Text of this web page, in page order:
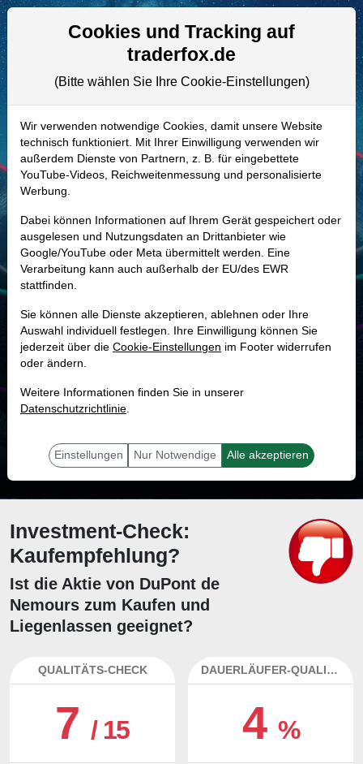
Aktien- und Artikelsuche
A2PLC7 | 6D81–DuPont de
Nemours Aktie
Realtime-Aktienkurs:
- - -
-
Marktkapitalisierung 6,39 Mrd. USD
Unternehmenswert
Umsatz 6,85 Mrd. USD
42.2 %
mit dieser Aktie erfolgreich sein.
Investment-Check:
Kaufempfehlung?
Ist die Aktie von DuPont de
Nemours zum Kaufen und
Liegenlassen geeignet?
QUALITÄTS-CHECK
7/ 15
DAUERLÄUFER-QUALITÄTEN
4 %
Cookies und Tracking auf
traderfox.de
(Bitte wählen Sie Ihre Cookie-Einstellungen)
Wir verwenden notwendige Cookies, damit unsere Website
technisch funktioniert. Mit Ihrer Einwilligung verwenden wir
außerdem Dienste von Partnern, z. B. für eingebettete
YouTube-Videos, Reichweitenmessung und personalisierte
Werbung.
Dabei können Informationen auf Ihrem Gerät gespeichert oder
ausgelesen und Nutzungsdaten an Drittanbieter wie
Google/YouTube oder Meta übermittelt werden. Eine
Verarbeitung kann auch außerhalb der EU/des EWR
stattfinden.
Sie können alle Dienste akzeptieren, ablehnen oder Ihre
Auswahl individuell festlegen. Ihre Einwilligung können Sie
jederzeit über die Cookie-Einstellungen im Footer widerrufen
oder ändern.
Weitere Informationen finden Sie in unserer
Datenschutzrichtlinie.
Einstellungen Nur Notwendige Alle akzeptieren